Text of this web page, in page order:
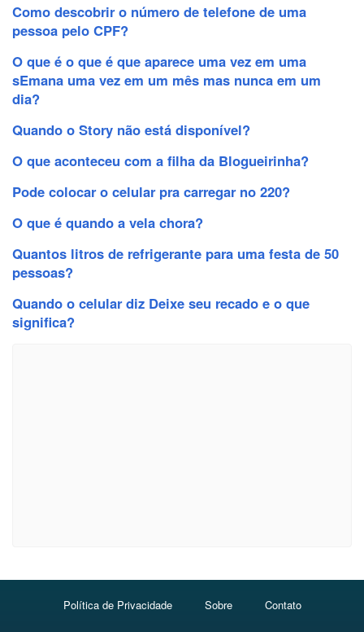
Como descobrir o número de telefone de uma
pessoa pelo CPF?
O que é o que é que aparece uma vez em uma
sEmana uma vez em um mês mas nunca em um
dia?
Quando o Story não está disponível?
O que aconteceu com a filha da Blogueirinha?
Pode colocar o celular pra carregar no 220?
O que é quando a vela chora?
Quantos litros de refrigerante para uma festa de 50
pessoas?
Quando o celular diz Deixe seu recado e o que
significa?
Política de Privacidade Sobre Contato